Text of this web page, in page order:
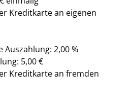
Kreditkarte an eigenen
Auszahlung: 2,00 %
5,00 €
Kreditkarte an fremden